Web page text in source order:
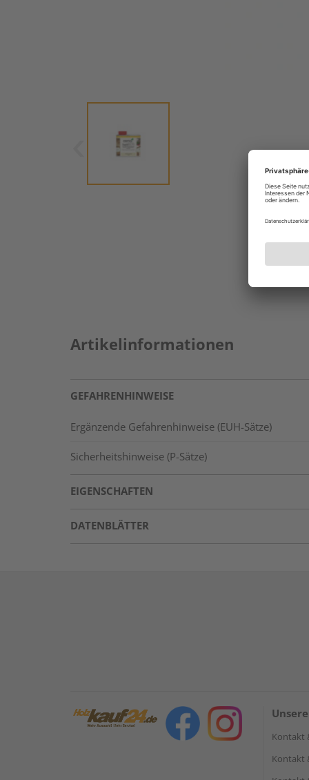
Artikelinformationen
GEFAHRENHINWEISE
Ergänzende Gefahrenhinweise (EUH-Sätze)
Sicherheitshinweise (P-Sätze)
EIGENSCHAFTEN
DATENBLÄTTER
Kontakt
Kontakt